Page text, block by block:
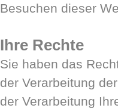
Besuchen dieser
Ihre Rechte
Sie haben das
der Verarbeitung
der Verarbeitung